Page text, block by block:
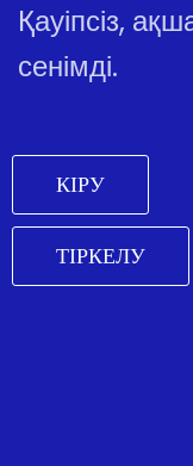
Қауіпсіз,
сенімді.
КІРУ
ТІРКЕЛУ